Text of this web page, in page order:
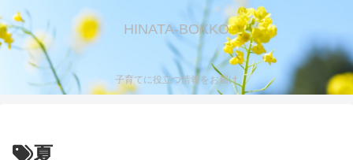
HINATA-BOKKO
子育てに役立つ情報をお届け
夏